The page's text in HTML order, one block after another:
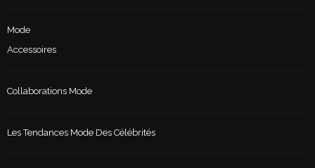
Mode
Accessoires
Collaborations Mode
Les Tendances Mode Des Célébrités